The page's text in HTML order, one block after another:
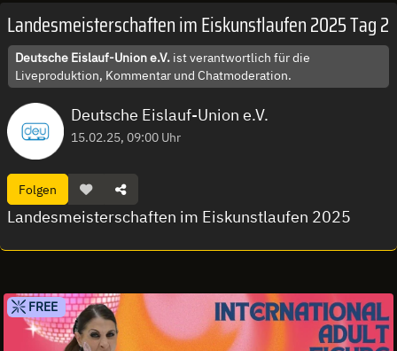
Landesmeisterschaften im Eiskunstlaufen 2025 Tag 2
Deutsche Eislauf-Union e.V. ist verantwortlich für die
Liveproduktion, Kommentar und Chatmoderation.
Deutsche Eislauf-Union e.V.
15.02.25, 09:00 Uhr
Folgen
Landesmeisterschaften im Eiskunstlaufen 2025
FREE